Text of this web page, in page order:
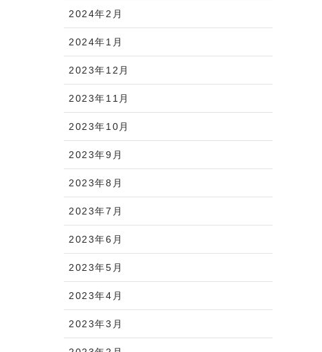
2024年2月
2024年1月
2023年12月
2023年11月
2023年10月
2023年9月
2023年8月
2023年7月
2023年6月
2023年5月
2023年4月
2023年3月